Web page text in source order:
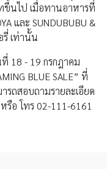
นไป เมื่อทานอาหารที่
และ SUNDUBUBU &
รี่ เท่านั้น
18 - 19 กรกฎาคม
BLUE SALE” ที่
รถสอบถามรายละเอียด
รือ โทร 02-111-6161